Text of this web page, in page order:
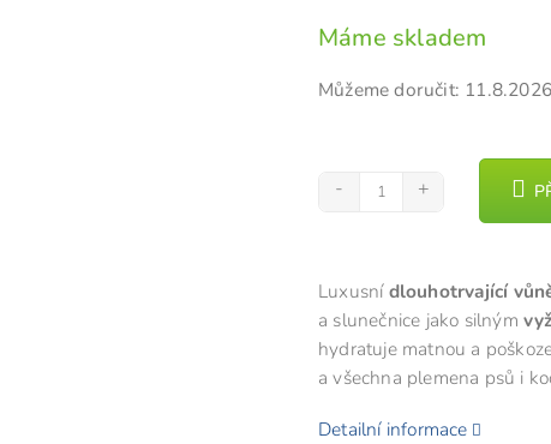
z
5
hvězdiček.
Máme skladem
Můžeme doručit: 11.8.2026
Luxusnídlouhotrvající
a slunečnice jako silným
hydratuje matnou a
a všechna plemena psů i
Detailní informace